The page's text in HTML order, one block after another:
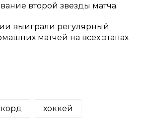
второй звезды матча.
выиграли регулярный
матчей на всех этапах
хоккей